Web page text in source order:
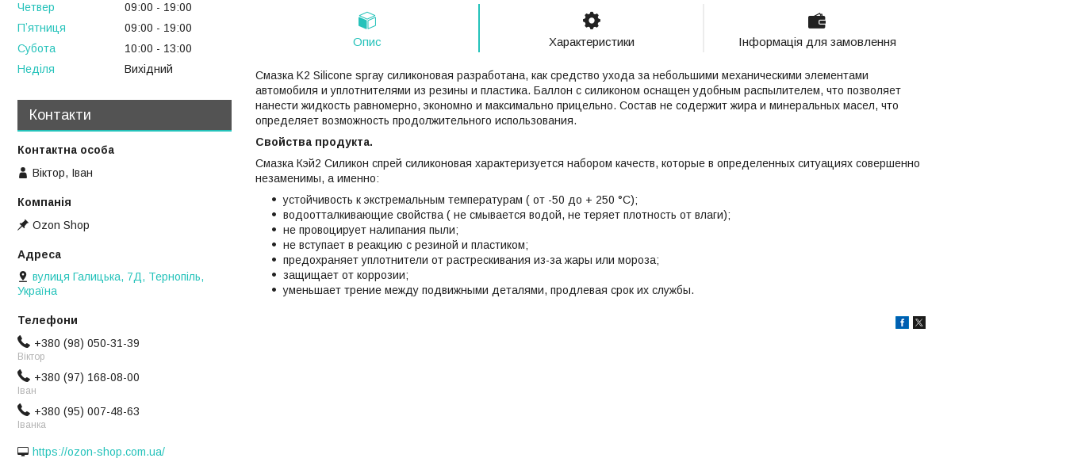
Опис Характеристики Інформація для замовлення
Смазка K2 Silicone spray силиконовая разработана, как средство ухода за небольшими механическими элементами
автомобиля и уплотнителями из резины и пластика. Баллон с силиконом оснащен удобным распылителем, что позволяет
нанести жидкость равномерно, экономно и максимально прицельно. Состав не содержит жира и минеральных масел, что
определяет возможность продолжительного использования.
Свойства продукта.
Смазка Кэй2 Силикон спрей силиконовая характеризуется набором качеств, которые в определенных ситуациях совершенно
незаменимы, а именно:
устойчивость к экстремальным температурам ( от -50 до + 250 °C);
водоотталкивающие свойства ( не смывается водой, не теряет плотность от влаги);
не провоцирует налипания пыли;
не вступает в реакцию с резиной и пластиком;
предохраняет уплотнители от растрескивания из-за жары или мороза;
защищает от коррозии;
уменьшает трение между подвижными деталями, продлевая срок их службы.
Четвер
09:00
19:00
Пʼятниця
09:00
19:00
Субота
10:00
13:00
Неділя
Вихідний
Контакти
Віктор, Іван
Ozon Shop
вулиця Галицька, 7Д, Тернопіль,
Україна
+380 (98) 050-31-39
Віктор
+380 (97) 168-08-00
Іван
+380 (95) 007-48-63
Іванка
https://ozon-shop.com.ua/